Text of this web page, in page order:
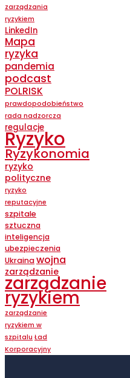
zarządzania
ryzykiem
LinkedIn
Mapa
ryzyka
pandemia
podcast
POLRISK
prawdopodobieństwo
rada nadzorcza
regulacje
Ryzyko
Ryzykonomia
ryzyko
polityczne
ryzyko
reputacyjne
szpitale
sztuczna
inteligencja
ubezpieczenia
Ukrainawojna
zarządzanie
zarządzanie
ryzykiem
zarządzanie
ryzykiem w
szpitalu Ład
Korporacyjny